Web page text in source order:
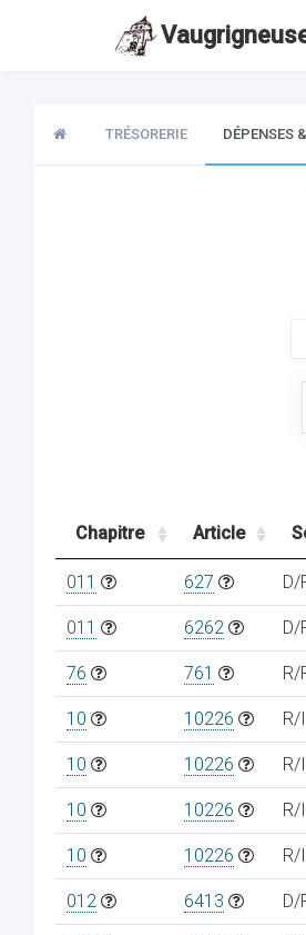
TRÉSORERIE DÉPENSES
Chapitre Article
011 627 D/
011 6262 D/
76 761 R/
10 10226 R/I
10 10226 R/I
10 10226 R/I
10 10226 R/I
012 6413 D/